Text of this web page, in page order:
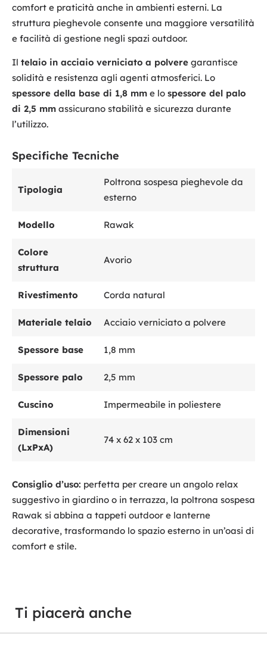
comfort e praticità anche in ambienti esterni. La
struttura pieghevole consente una maggiore versatilità
e facilità di gestione negli spazi outdoor.
Il telaio in acciaio verniciato a polvere garantisce
solidità e resistenza agli agenti atmosferici. Lo
spessore della base di 1,8 mm e lo spessore del palo
di 2,5 mm assicurano stabilità e sicurezza durante
l’utilizzo.
Specifiche Tecniche
Tipologia
Poltrona sospesa pieghevole da
esterno
Modello Rawak
Colore
struttura
Avorio
Rivestimento Corda natural
Materiale telaio Acciaio verniciato a polvere
Spessore base 1,8 mm
Spessore palo 2,5 mm
Cuscino Impermeabile in poliestere
Dimensioni
(LxPxA)
74 x 62 x 103 cm
Consiglio d’uso: perfetta per creare un angolo relax
suggestivo in giardino o in terrazza, la poltrona sospesa
Rawak si abbina a tappeti outdoor e lanterne
decorative, trasformando lo spazio esterno in un’oasi di
comfort e stile.
Ti piacerà anche